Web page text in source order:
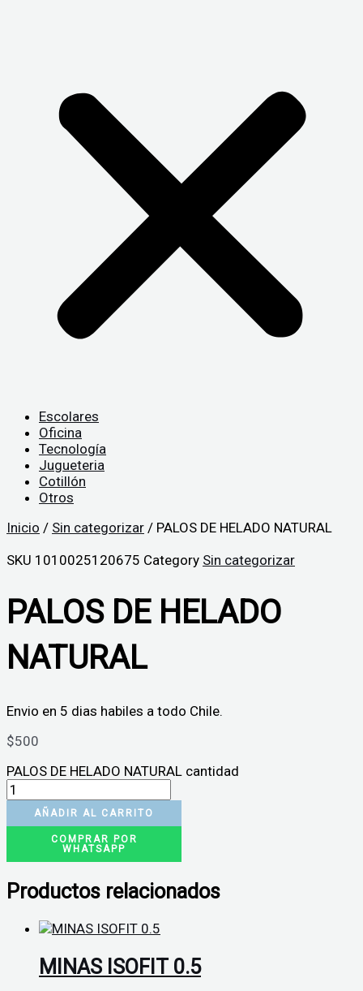
Escolares
Oficina
Tecnología
Jugueteria
Cotillón
Otros
Inicio / Sin categorizar / PALOS DE HELADO NATURAL
SKU 1010025120675 Category Sin categorizar
PALOS DE HELADO
NATURAL
Envio en 5 dias habiles a todo Chile.
$500
PALOS DE HELADO NATURAL cantidad
AÑADIR AL CARRITO
COMPRAR POR
WHATSAPP
Productos relacionados
MINAS ISOFIT 0.5